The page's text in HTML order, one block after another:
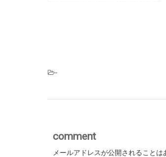
-
comment
メールアドレスが公開されることは